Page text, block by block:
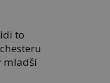
to
mladší